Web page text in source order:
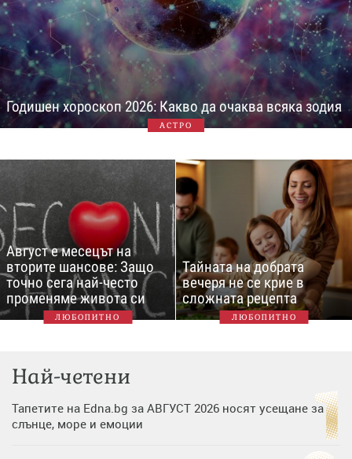
Годишен хороскоп 2026: Какво да очаква всяка зодия
АСТРО
Август е месецът на
вторите шансове: Защо
точно сега най-често
променяме живота си
ЛЮБОПИТНО
Тайната на добрата
вечеря не се крие в
сложната рецепта
ЛЮБОПИТНО
Най-четени
Тапетите на Edna.bg за АВГУСТ 2026 носят усещане за
слънце, море и емоции